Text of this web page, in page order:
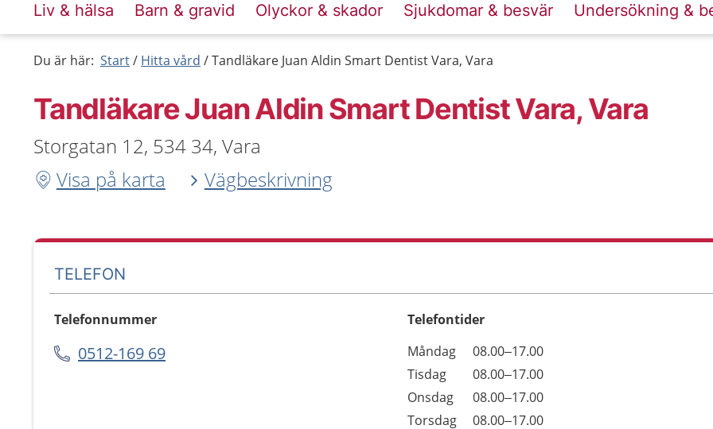
Liv & hälsa Barn & gravid Olyckor & skador Sjukdomar & besvär Undersökning &
Du är här: Start Hitta vård Tandläkare Juan Aldin Smart Dentist Vara, Vara
Tandläkare Juan Aldin Smart Dentist Vara, Vara
Storgatan 12, 534 34, Vara
Visa på karta
Vägbeskrivning
TELEFON
Telefonnummer
0512-169 69
Telefontider
Dag
Öppettider
Kommentarer
Måndag
08.00–17.00
Tisdag
08.00–17.00
Onsdag
08.00–17.00
Torsdag
08.00–17.00